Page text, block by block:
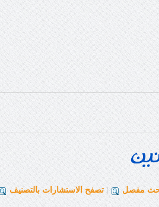
مفصل | تصفح الاستشارات بالتصنيف